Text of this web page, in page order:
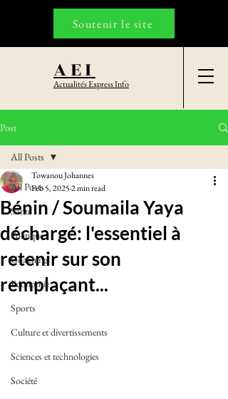
AEI
Actualités Express Info
Soutenir le site
Post
All Posts
Santé
Politique
Coaching
Economie
Sports
Culture et divertissements
Sciences et technologies
Société
All Posts
Bénin / Soumaila Yaya
déchargé: l'essentiel à
retenir sur son
remplaçant...
Towanou Johannes
Feb 5, 20252 min read